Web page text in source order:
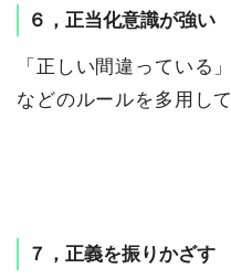
６，正当化意識が強い
「正しい間違っている
などのルールを多用し
７，正義を振りかざす